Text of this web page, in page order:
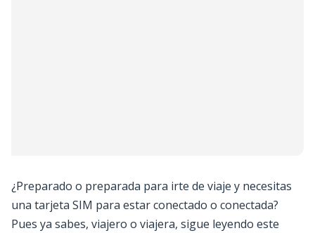
¿Preparado o preparada para irte de viaje y necesitas
una tarjeta SIM para estar conectado o conectada?
Pues ya sabes, viajero o viajera, sigue leyendo este